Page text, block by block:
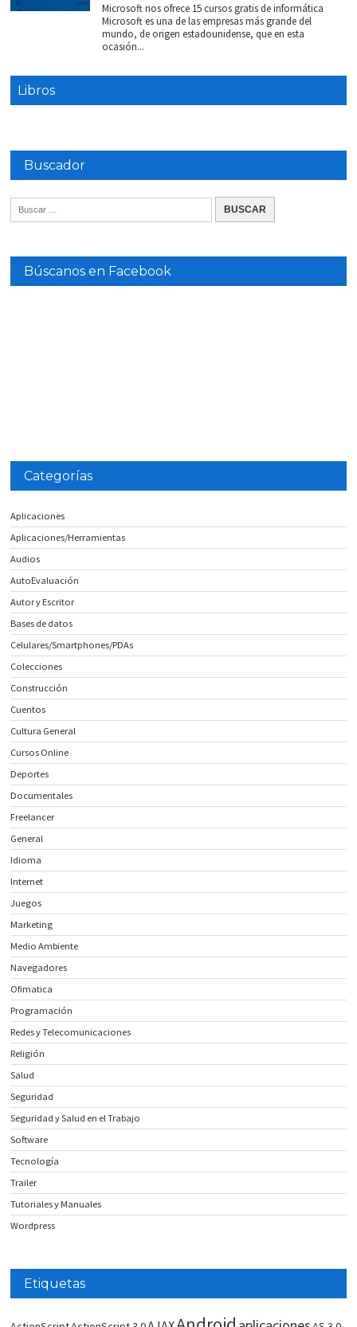
Microsoft nos ofrece 15 cursos gratis de informática
Microsoft es una de las empresas más grande del
mundo, de origen estadounidense, que en esta
ocasión...
Libros
Buscador
Búscanos en Facebook
Categorías
Aplicaciones
Aplicaciones/Herramientas
Audios
AutoEvaluación
Autor y Escritor
Bases de datos
Celulares/Smartphones/PDAs
Colecciones
Construcción
Cuentos
Cultura General
Cursos Online
Deportes
Documentales
Freelancer
General
Idioma
Internet
Juegos
Marketing
Medio Ambiente
Navegadores
Ofimatica
Programación
Redes y Telecomunicaciones
Religión
Salud
Seguridad
Seguridad y Salud en el Trabajo
Software
Tecnología
Trailer
Tutoriales y Manuales
Wordpress
Etiquetas